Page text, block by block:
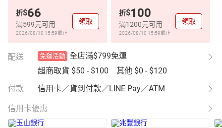
折$66
滿599元可用
2026/08/10 15:59截止
領取
折$100
滿1200元可用
2026/08/10 15:59截止
領取
配送 免運活動 全店滿$799免運
超商取貨 $50 - $100 其他 $0 - $120
付款
信用卡／貨到付款／LINE Pay／ATM
信用卡優惠